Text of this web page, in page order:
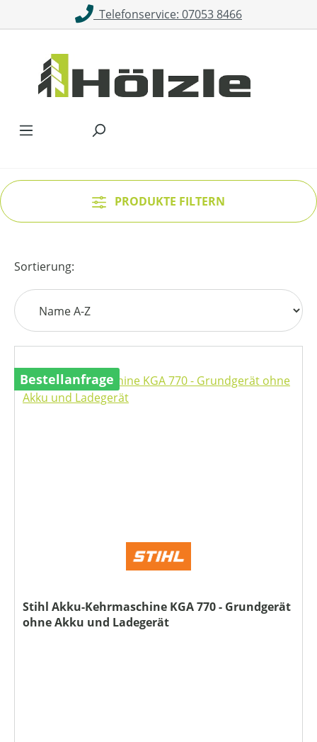
Zum Hauptinhalt springenTelefonservice: 07053 8466
PRODUKTE FILTERN
Sortierung:
Bestellanfrage
Stihl Akku-Kehrmaschine KGA 770 - Grundgerät
ohne Akku und Ladegerät